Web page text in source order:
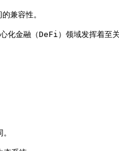
兼容性。
化金融（DeFi）领域发挥着至关